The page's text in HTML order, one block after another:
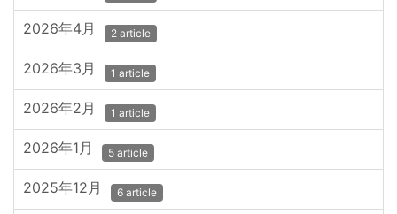
2026年4月 2 article
2026年3月 1 article
2026年2月 1 article
2026年1月 5 article
2025年12月 6 article